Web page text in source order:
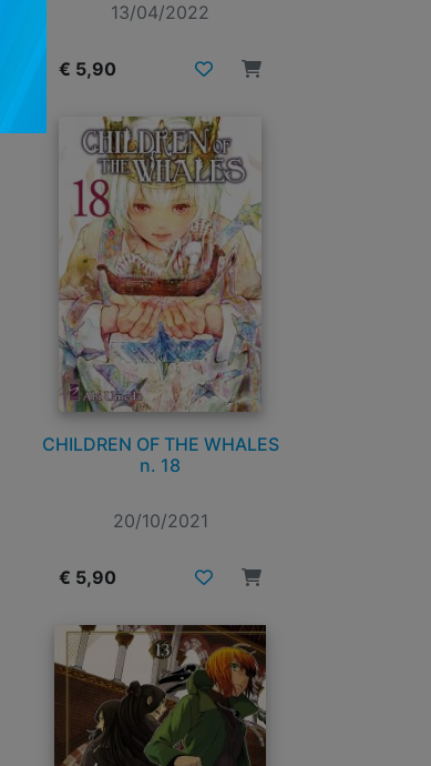
13/04/2022
€ 5,90
CHILDREN OF THE WHALES
n. 18
20/10/2021
€ 5,90